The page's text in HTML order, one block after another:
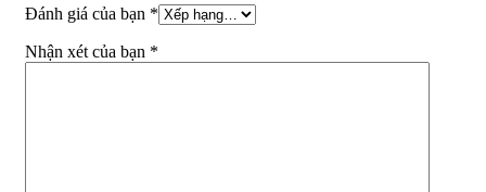
Đánh giá của bạn *
Nhận xét của bạn *